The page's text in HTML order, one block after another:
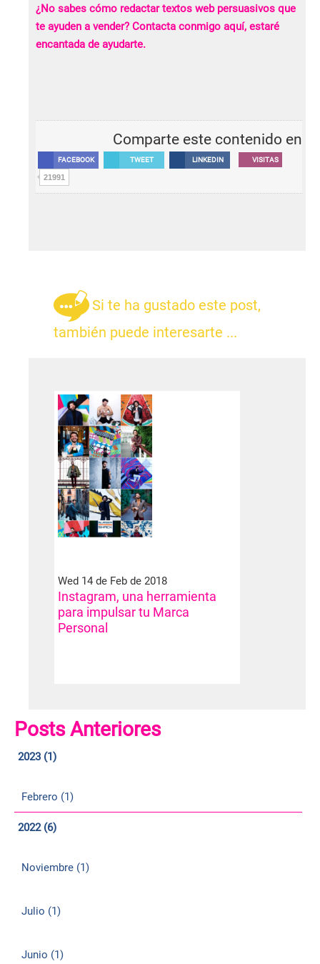
¿No sabes cómo redactar textos web persuasivos que
te ayuden a vender? Contacta conmigo aquí, estaré
encantada de ayudarte.
Comparte este contenido en
FACEBOOK TWEET LINKEDIN VISITAS
21991
Si te ha gustado este post,
también puede interesarte ...
Wed 14 de Feb de 2018
Instagram, una herramienta
para impulsar tu Marca
Personal
Posts Anteriores
2023 (1)
Febrero (1)
2022 (6)
Noviembre (1)
Julio (1)
Junio (1)